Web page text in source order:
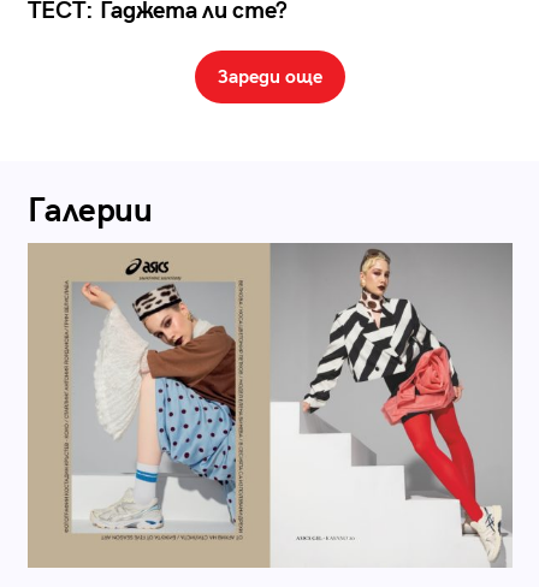
ТЕСТ: Гаджета ли сте?
Зареди още
Галерии